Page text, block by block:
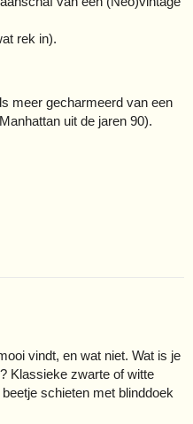
rek in).
meer gecharmeerd van een
uit de jaren 90).
vindt, en wat niet. Wat is je
Klassieke zwarte of witte
schieten met blinddoek